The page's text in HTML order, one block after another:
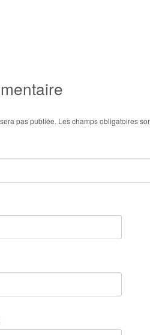
pas publiée. Les champs obligatoires